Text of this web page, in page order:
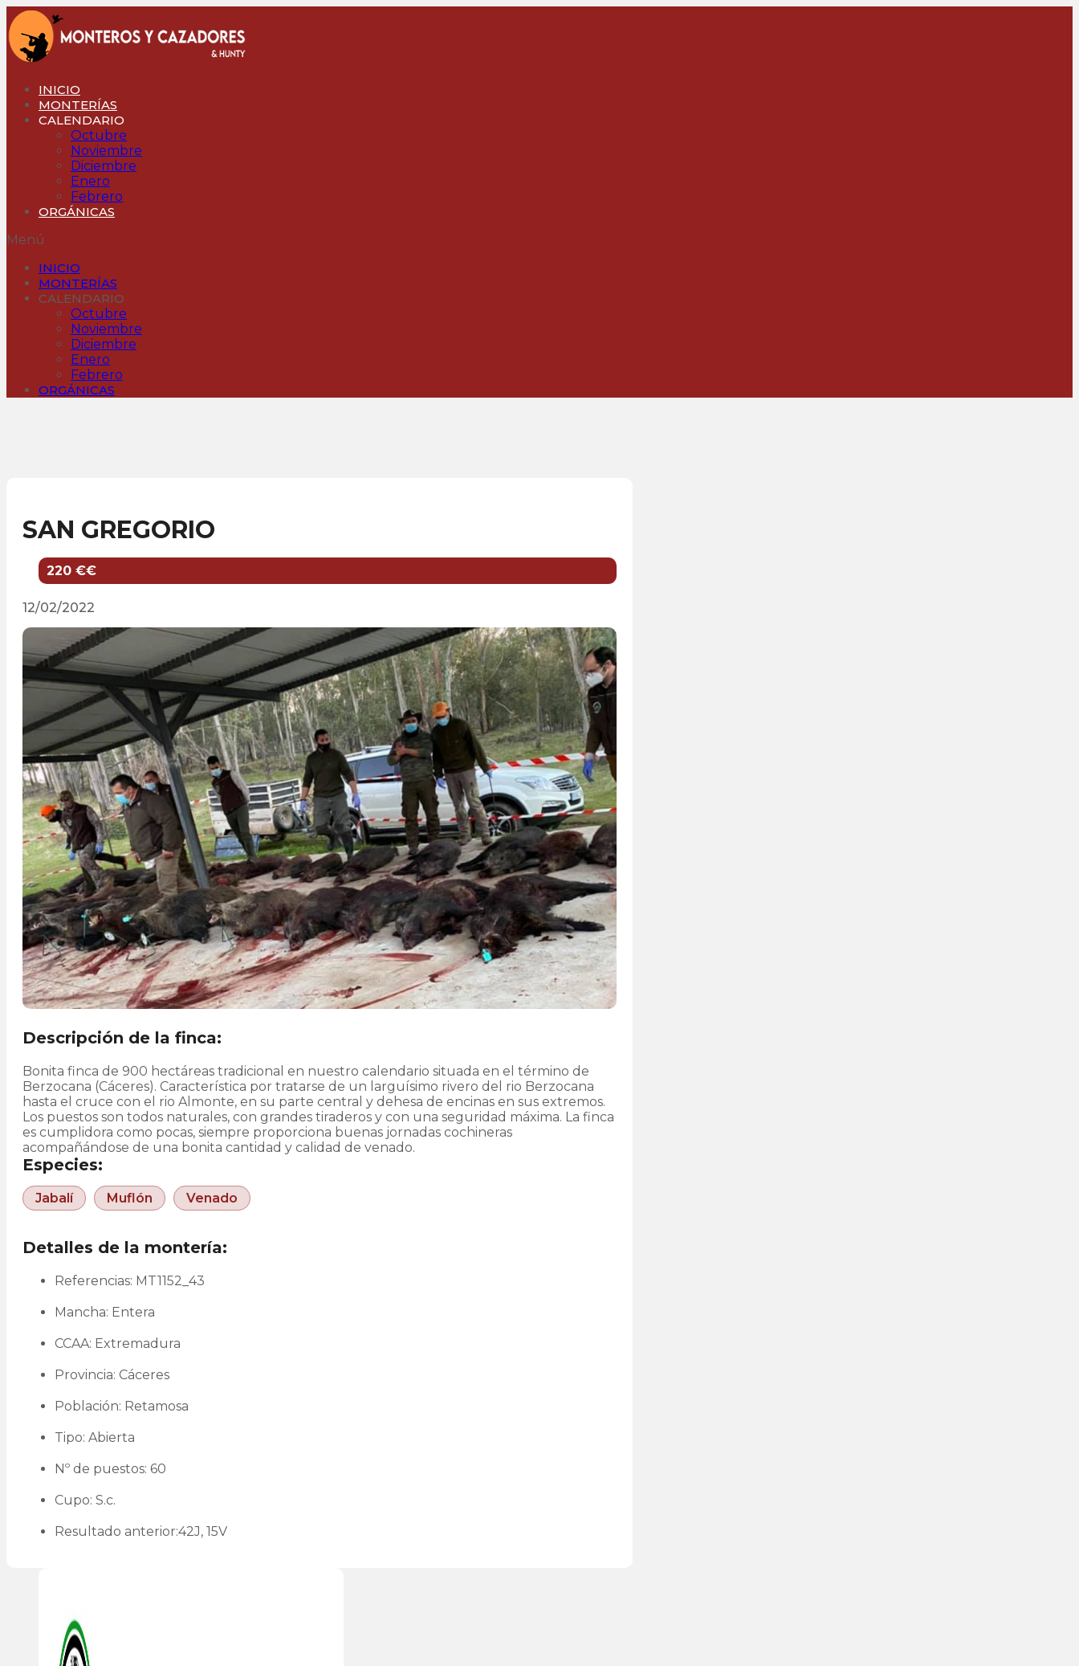
al
contenido
INICIO
MONTERÍAS
CALENDARIO
Octubre
Noviembre
Diciembre
Enero
Febrero
ORGÁNICAS
Menú
INICIO
MONTERÍAS
CALENDARIO
Octubre
Noviembre
Diciembre
Enero
Febrero
ORGÁNICAS
SAN GREGORIO
220 €€
12/02/2022
Descripción de la finca:
Bonita finca de 900 hectáreas tradicional en nuestro calendario situada en el término de
Berzocana (Cáceres). Característica por tratarse de un larguísimo rivero del rio Berzocana
hasta el cruce con el rio Almonte, en su parte central y dehesa de encinas en sus extremos.
Los puestos son todos naturales, con grandes tiraderos y con una seguridad máxima. La finca
es cumplidora como pocas, siempre proporciona buenas jornadas cochineras
acompañándose de una bonita cantidad y calidad de venado.
Especies:
Jabalí Muflón Venado
Detalles de la montería:
Referencias: MT1152_43
Mancha: Entera
CCAA: Extremadura
Provincia: Cáceres
Población: Retamosa
Tipo: Abierta
Nº de puestos: 60
Cupo: S.c.
Resultado anterior:42J, 15V